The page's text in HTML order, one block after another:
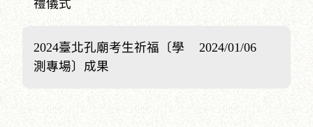
禮儀式
2024臺北孔廟考生祈福〔學
測專場〕成果
2024/01/06